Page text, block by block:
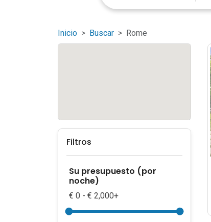
Inicio Buscar Rome
Filtros
Su presupuesto (por
noche)
€ 0 - € 2,000+